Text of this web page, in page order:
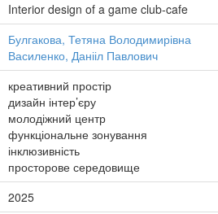
Interior design of a game club-cafe
Булгакова, Тетяна Володимирівна
Василенко, Данііл Павлович
креативний простір
дизайн інтер’єру
молодіжний центр
функціональне зонування
інклюзивність
просторове середовище
2025